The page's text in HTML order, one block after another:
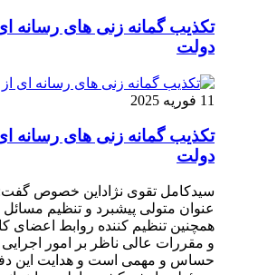
تکذیب گمانه زنی های رسانه
دولت
11 فوریه 2025
تکذیب گمانه زنی های رسانه
دولت
سیدکامل تقوی نژاداین خصوص
عنوان متولی پیشبرد و تنظیم
همچنین تنظیم کننده روابط اعضای
و مقررات عالی ناظر بر امور
حساس و مهمی است و هدایت این